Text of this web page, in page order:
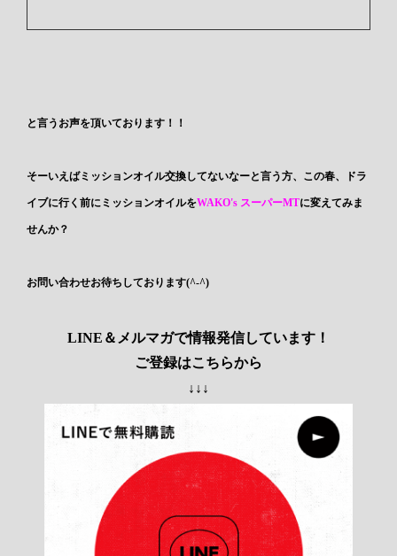
と言うお声を頂いております！！
そーいえばミッションオイル交換してないなーと言う方、この春、ドラ
イブに行く前にミッションオイルをWAKO's スーパーMTに変えてみま
せんか？
お問い合わせお待ちしております(^-^)
LINE＆メルマガで情報発信しています！
ご登録はこちらから
↓↓↓